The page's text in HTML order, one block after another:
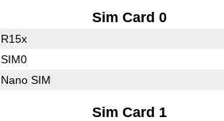
Sim Card 0
R15x
SIM0
Nano SIM
Sim Card 1